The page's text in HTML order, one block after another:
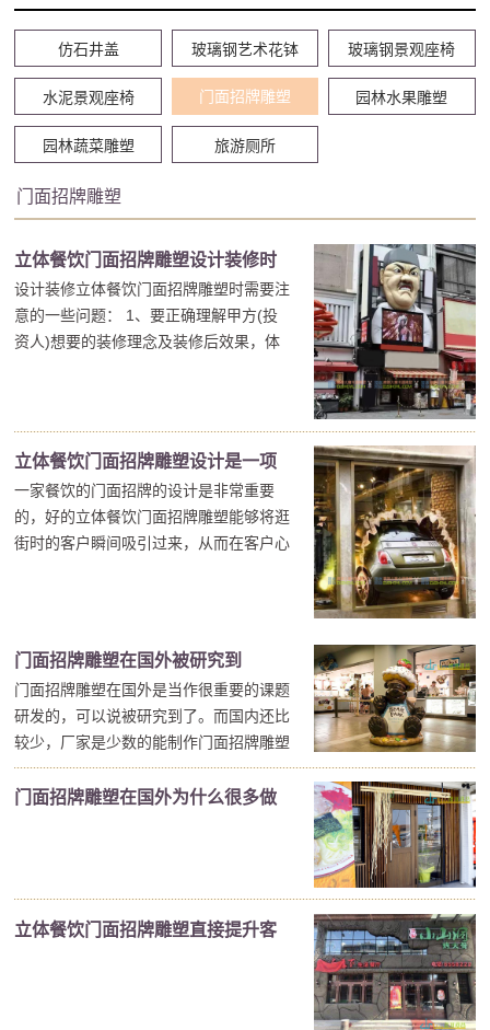
仿石井盖 玻璃钢艺术花钵 玻璃钢景观座椅
水泥景观座椅 门面招牌雕塑 园林水果雕塑
园林蔬菜雕塑 旅游厕所
门面招牌雕塑
立体餐饮门面招牌雕塑设计装修时
需要注意的一些问题
设计装修立体餐饮门面招牌雕塑时需要注
意的一些问题： 1、要正确理解甲方(投
资人)想要的装修理念及装修后效果，体
塑效果。 3...
立体餐饮门面招牌雕塑设计是一项
引人入胜的装饰项目
一家餐饮的门面招牌的设计是非常重要
的，好的立体餐饮门面招牌雕塑能够将逛
街时的客户瞬间吸引过来，从而在客户心
餐饮门面招牌雕塑就像一副自家的广告
牌，试想现在谁不在...
门面招牌雕塑在国外被研究到
门面招牌雕塑在国外是当作很重要的课题
研发的，可以说被研究到了。而国内还比
较少，厂家是少数的能制作门面招牌雕塑
设计的公司，非常具有创造力和创新能
力。作为门面招牌雕塑设计领域的佼佼
门面招牌雕塑在国外为什么很多做
立体餐饮门面招牌雕塑直接提升客